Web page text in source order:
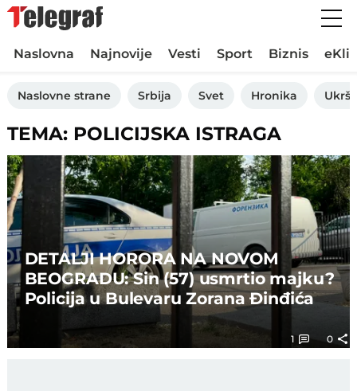
Naslovna Najnovije Vesti Sport Biznis
Naslovne strane Srbija Svet Hronika
TEMA: POLICIJSKA ISTRAGA
DETALJI HORORA NA NOVOM
BEOGRADU: Sin (57) usmrtio majku?
Policija u Bulevaru Zorana Đinđića
1 0